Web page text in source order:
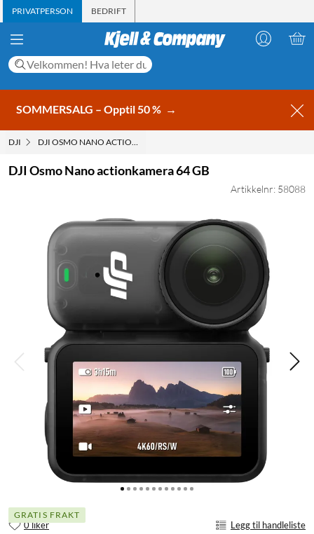
PRIVATPERSON BEDRIFT
SOMMERSALG – Opptil 50 % →
DJI DJI OSMO NANO ACTIONKAMERA 64 GB
DJI Osmo Nano actionkamera 64 GB
Artikkelnr: 58088
GRATIS FRAKT
0 liker Legg til handleliste